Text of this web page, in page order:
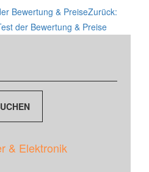
Bewertung & PreiseZurück:
der Bewertung & Preise
& Elektronik